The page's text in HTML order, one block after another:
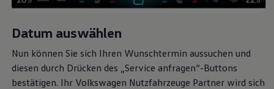
Datum auswählen
Nun können Sie sich Ihren Wunschtermin aussuchen und
diesen durch Drücken des „Service anfragen“-Buttons
bestätigen. Ihr Volkswagen Nutzfahrzeuge Partner wird sich